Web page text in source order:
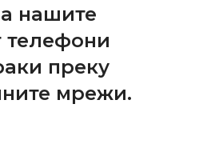
нашите
телефони
преку
мрежи.